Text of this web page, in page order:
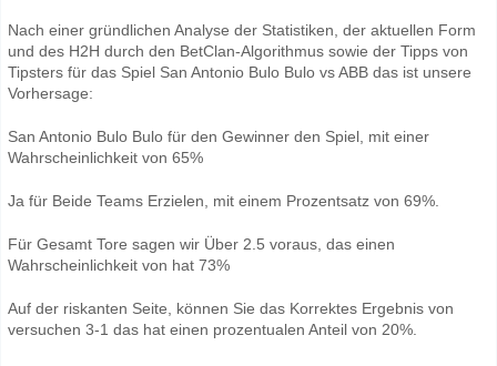
Nach einer gründlichen Analyse der Statistiken, der aktuellen Form
und des H2H durch den BetClan-Algorithmus sowie der Tipps von
Tipsters für das Spiel San Antonio Bulo Bulo vs ABB das ist unsere
Vorhersage:
San Antonio Bulo Bulo für den Gewinner den Spiel, mit einer
Wahrscheinlichkeit von 65%
Ja für Beide Teams Erzielen, mit einem Prozentsatz von 69%.
Für Gesamt Tore sagen wir Über 2.5 voraus, das einen
Wahrscheinlichkeit von hat 73%
Auf der riskanten Seite, können Sie das Korrektes Ergebnis von
versuchen 3-1 das hat einen prozentualen Anteil von 20%.